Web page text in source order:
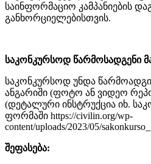
საინფორმაციო კამპანიების
განხორციელებისთვის.
საკონკურსოდ წარმოსადგენი
საკონკურსოდ უნდა
ანგარიში (ფოტო ან ვიდეო
(დეტალური ინსტრუქცია იხ.
ფორმაში https://civilin.org/wp-
content/uploads/2023/05/
შეფასება: